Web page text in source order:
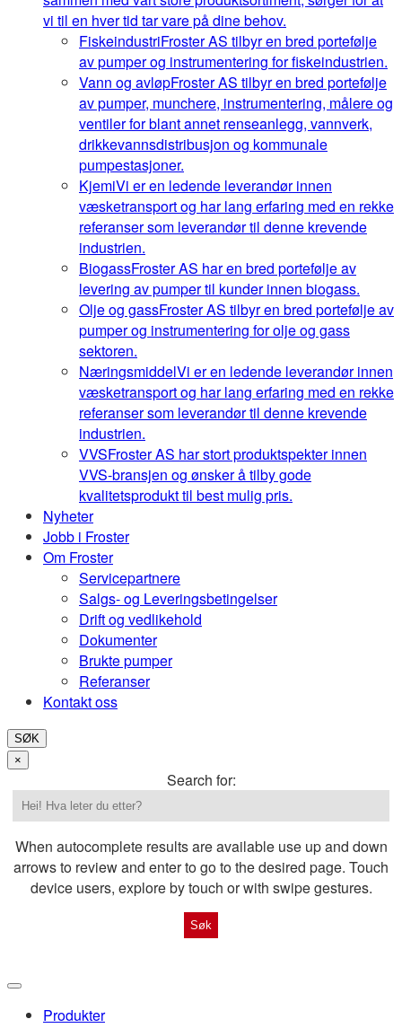
vi til en hver tid tar vare på dine behov.
FiskeindustriFroster AS tilbyr en bred portefølje
av pumper og instrumentering for fiskeindustrien.
Vann og avløpFroster AS tilbyr en bred portefølje
av pumper, munchere, instrumentering, målere og
ventiler for blant annet renseanlegg, vannverk,
drikkevannsdistribusjon og kommunale
pumpestasjoner.
KjemiVi er en ledende leverandør innen
væsketransport og har lang erfaring med en rekke
referanser som leverandør til denne krevende
industrien.
BiogassFroster AS har en bred portefølje av
levering av pumper til kunder innen biogass.
Olje og gassFroster AS tilbyr en bred portefølje av
pumper og instrumentering for olje og gass
sektoren.
NæringsmiddelVi er en ledende leverandør innen
væsketransport og har lang erfaring med en rekke
referanser som leverandør til denne krevende
industrien.
VVSFroster AS har stort produktspekter innen
VVS-bransjen og ønsker å tilby gode
kvalitetsprodukt til best mulig pris.
Nyheter
Jobb i Froster
Om Froster
Servicepartnere
Salgs- og Leveringsbetingelser
Drift og vedlikehold
Dokumenter
Brukte pumper
Referanser
Kontakt oss
SØK
×
Search for:
When autocomplete results are available use up and down
arrows to review and enter to go to the desired page. Touch
device users, explore by touch or with swipe gestures.
Produkter